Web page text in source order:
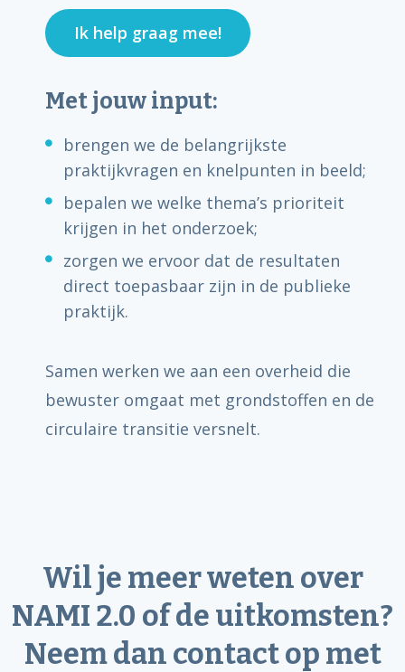
Ik help graag mee!
Met jouw input:
brengen we de belangrijkste
praktijkvragen en knelpunten in beeld;
bepalen we welke thema’s prioriteit
krijgen in het onderzoek;
zorgen we ervoor dat de resultaten
direct toepasbaar zijn in de publieke
praktijk.
Samen werken we aan een overheid die
bewuster omgaat met grondstoffen en de
circulaire transitie versnelt.
Wil je meer weten over
NAMI 2.0 of de uitkomsten?
Neem dan contact op met